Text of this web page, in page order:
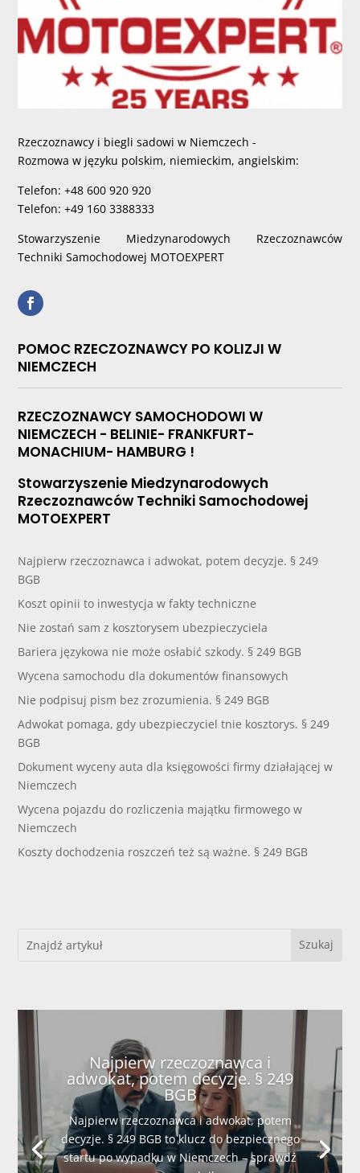
Rzeczoznawcy i biegli sadowi w Niemczech -
Rozmowa w języku polskim, niemieckim, angielskim:
Telefon: +48 600 920 920
Telefon: +49 160 3388333
Stowarzyszenie Miedzynarodowych Rzeczoznawców
Techniki Samochodowej MOTOEXPERT
POMOC RZECZOZNAWCY PO KOLIZJI W
NIEMCZECH
RZECZOZNAWCY SAMOCHODOWI W
NIEMCZECH - BELINIE- FRANKFURT-
MONACHIUM- HAMBURG !
Stowarzyszenie Miedzynarodowych
Rzeczoznawców Techniki Samochodowej
MOTOEXPERT
Najpierw rzeczoznawca i adwokat, potem decyzje. § 249
BGB
Koszt opinii to inwestycja w fakty techniczne
Nie zostań sam z kosztorysem ubezpieczyciela
Bariera językowa nie może osłabić szkody. § 249 BGB
Wycena samochodu dla dokumentów finansowych
Nie podpisuj pism bez zrozumienia. § 249 BGB
Adwokat pomaga, gdy ubezpieczyciel tnie kosztorys. § 249
BGB
Dokument wyceny auta dla księgowości firmy działającej w
Niemczech
Wycena pojazdu do rozliczenia majątku firmowego w
Niemczech
Koszty dochodzenia roszczeń też są ważne. § 249 BGB
Najpierw rzeczoznawca i
adwokat, potem decyzje. § 249
BGB
Najpierw rzeczoznawca i adwokat, potem
decyzje. § 249 BGB to klucz do bezpiecznego
startu po wypadku w Niemczech – sprawdź